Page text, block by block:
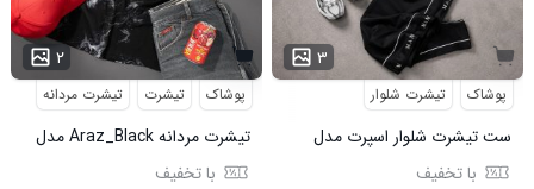
۲
پوشاک تیشرت تیشرت مردانه
تیشرت مردانه Araz_Black مدل
3991با تخفیف
۳
پوشاک تیشرت شلوار
ست تیشرت شلوار اسپرت مدل
MAN مشکی با تخفیف